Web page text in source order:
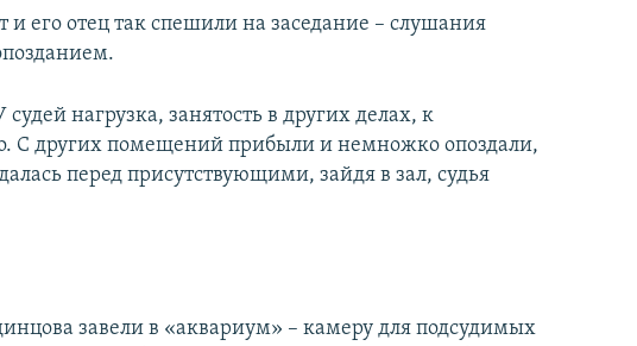
и его отец так спешили на заседание – слушания
нагрузка, занятость в других делах, к
С других помещений прибыли и немножко опоздали,
перед присутствующими, зайдя в зал, судья
завели в «аквариум» – камеру для подсудимых